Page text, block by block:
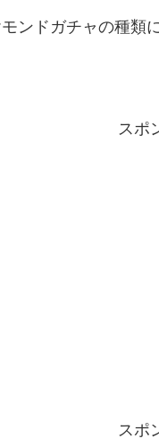
ンドガチャの種類
スポ
スポ